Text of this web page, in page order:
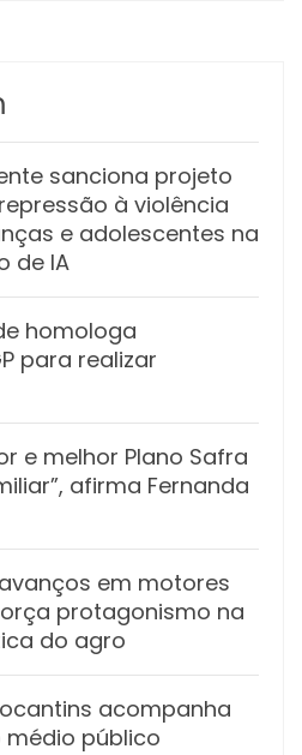
sanciona projeto
à violência
e adolescentes na
de IA
homologa
para realizar
e melhor Plano Safra
afirma Fernanda
em motores
protagonismo na
do agro
acompanha
público